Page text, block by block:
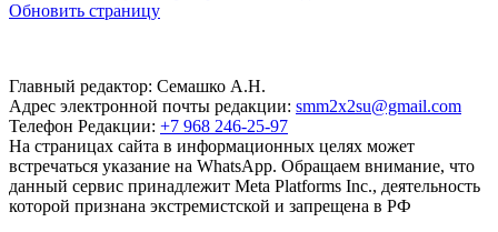
Обновить страницу
Главный редактор: Семашко А.Н.
Адрес электронной почты редакции: smm2x2su@gmail.com
Телефон Редакции: +7 968 246-25-97
На страницах сайта в информационных целях может
встречаться указание на WhatsApp. Обращаем внимание, что
данный сервис принадлежит Meta Platforms Inc., деятельность
которой признана экстремистской и запрещена в РФ